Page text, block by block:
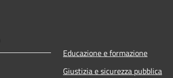
Educazione e formazione
Giustizia e sicurezza pubblica